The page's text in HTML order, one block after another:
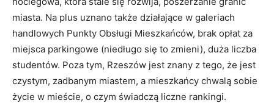
miasta. Na plus uznano także działające w galeriach
handlowych Punkty Obsługi Mieszkańców, brak opłat za
miejsca parkingowe (niedługo się to zmieni), duża liczba
studentów. Poza tym, Rzeszów jest znany z tego, że jest
czystym, zadbanym miastem, a mieszkańcy chwalą sobie
życie w mieście, o czym świadczą liczne rankingi.